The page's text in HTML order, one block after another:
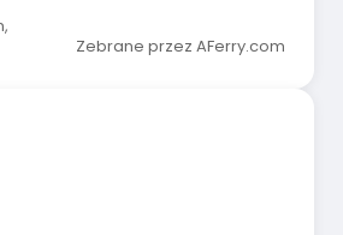
,
Zebrane przez AFerry.com